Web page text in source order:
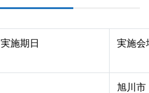
実施期日 実施会
旭川市